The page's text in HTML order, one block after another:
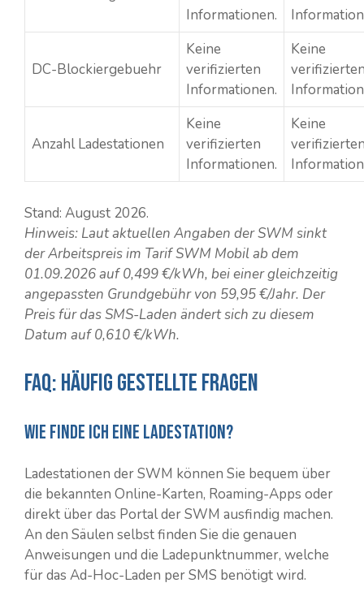
Informationen.
DC-Blockiergebuehr
Keine
verifizierten
Informationen.
Keine
Anzahl Ladestationen
Keine
verifizierten
Informationen.
Keine
Stand: August 2026.
Hinweis: Laut aktuellen Angaben der SWM sinkt
der Arbeitspreis im Tarif SWM Mobil ab dem
01.09.2026 auf 0,499 €/kWh, bei einer gleichzeitig
angepassten Grundgebühr von 59,95 €/Jahr. Der
Preis für das SMS-Laden ändert sich zu diesem
Datum auf 0,610 €/kWh.
FAQ: Häufig gestellte Fragen
Wie finde ich eine Ladestation?
Ladestationen der SWM können Sie bequem über
die bekannten Online-Karten, Roaming-Apps oder
direkt über das Portal der SWM ausfindig machen.
An den Säulen selbst finden Sie die genauen
Anweisungen und die Ladepunktnummer, welche
für das Ad-Hoc-Laden per SMS benötigt wird.